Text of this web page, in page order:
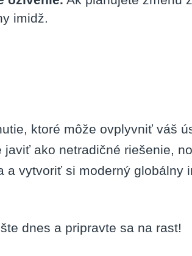
imidž.
ktoré môže ovplyvniť váš
ako netradičné riešenie,
vytvoriť si moderný globálny
dnes a pripravte sa na rast!